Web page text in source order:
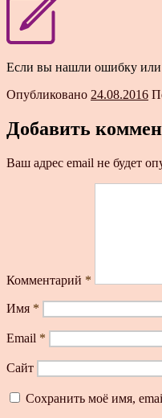
Если вы нашли ошибку или
Опубликовано 24.08.2016
Добавить
Ваш адрес email не будет
Комментарий *
Имя *
Email *
Сайт
Сохранить моё имя,